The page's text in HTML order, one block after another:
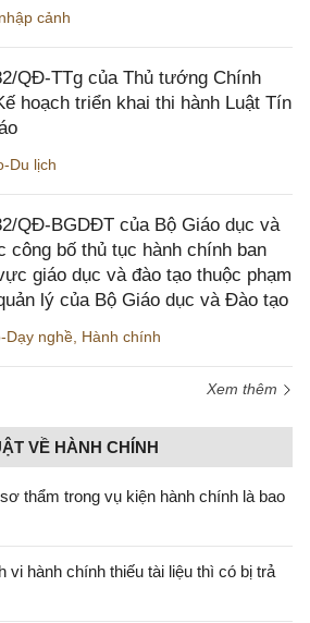
cảnh
QĐ-TTg của Thủ tướng Chính
hoạch triển khai thi hành Luật Tín
Du lịch
QĐ-BGDĐT của Bộ Giáo dục và
công bố thủ tục hành chính ban
giáo dục và đào tạo thuộc phạm
lý của Bộ Giáo dục và Đào tạo
Dạy nghề Hành chính
Xem thêm
VỀ HÀNH CHÍNH
thẩm trong vụ kiện hành chính là bao
vi hành chính thiếu tài liệu thì có bị trả